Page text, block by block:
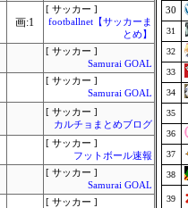
画:1
[ サッカー ]
footballnet【サッカーま
とめ】
[ サッカー ]
Samurai GOAL
[ サッカー ]
Samurai GOAL
[ サッカー ]
カルチョまとめブログ
[ サッカー ]
フットボール速報
[ サッカー ]
Samurai GOAL
[ サッカー ]
30
31
32
33
34
35
36
37
38
39